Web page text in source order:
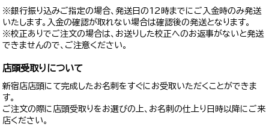
※銀行振り込みご指定の場合、発送日の12時までにご入金時のみ発送
いたします。入金の確認が取れない場合は確認後の発送となります。
※校正ありでご注文の場合は、お送りした校正へのお返事がないと発送
できませんので、ご注意ください。
店頭受取りについて
新宿店店頭にて完成したお名刺をすぐにお受取いただくことができま
す。
ご注文の際に店頭受取りをお選びの上、お名刺の仕上り日時以降にご来
店ください。